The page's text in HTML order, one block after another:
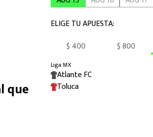
que